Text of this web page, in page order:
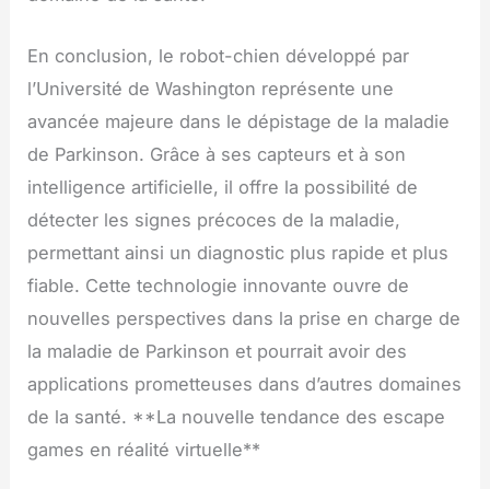
En conclusion, le robot-chien développé par
l’Université de Washington représente une
avancée majeure dans le dépistage de la maladie
de Parkinson. Grâce à ses capteurs et à son
intelligence artificielle, il offre la possibilité de
détecter les signes précoces de la maladie,
permettant ainsi un diagnostic plus rapide et plus
fiable. Cette technologie innovante ouvre de
nouvelles perspectives dans la prise en charge de
la maladie de Parkinson et pourrait avoir des
applications prometteuses dans d’autres domaines
de la santé. **La nouvelle tendance des escape
games en réalité virtuelle**